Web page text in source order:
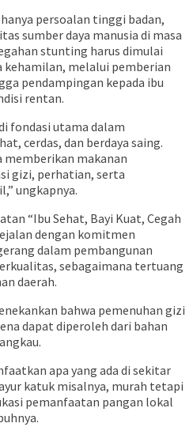
persoalan tinggi badan,
sumber daya manusia di masa
stunting harus dimulai
kehamilan, melalui pemberian
pendampingan kepada ibu
rentan.
fondasi utama dalam
cerdas, dan berdaya saing.
memberikan makanan
gizi, perhatian, serta
ungkapnya.
“Ibu Sehat, Bayi Kuat, Cegah
dengan komitmen
dalam pembangunan
sebagaimana tertuang
daerah.
bahwa pemenuhan gizi
dapat diperoleh dari bahan
apa yang ada di sekitar
katuk misalnya, murah tetapi
pemanfaatan pangan lokal